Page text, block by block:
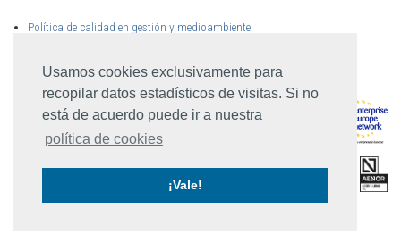
Usamos cookies exclusivamente para
recopilar datos estadísticos de visitas. Si no
está de acuerdo puede ir a nuestra
política de cookies
¡Vale!
Política de calidad en gestión y medioambiente
Mapa del sitio